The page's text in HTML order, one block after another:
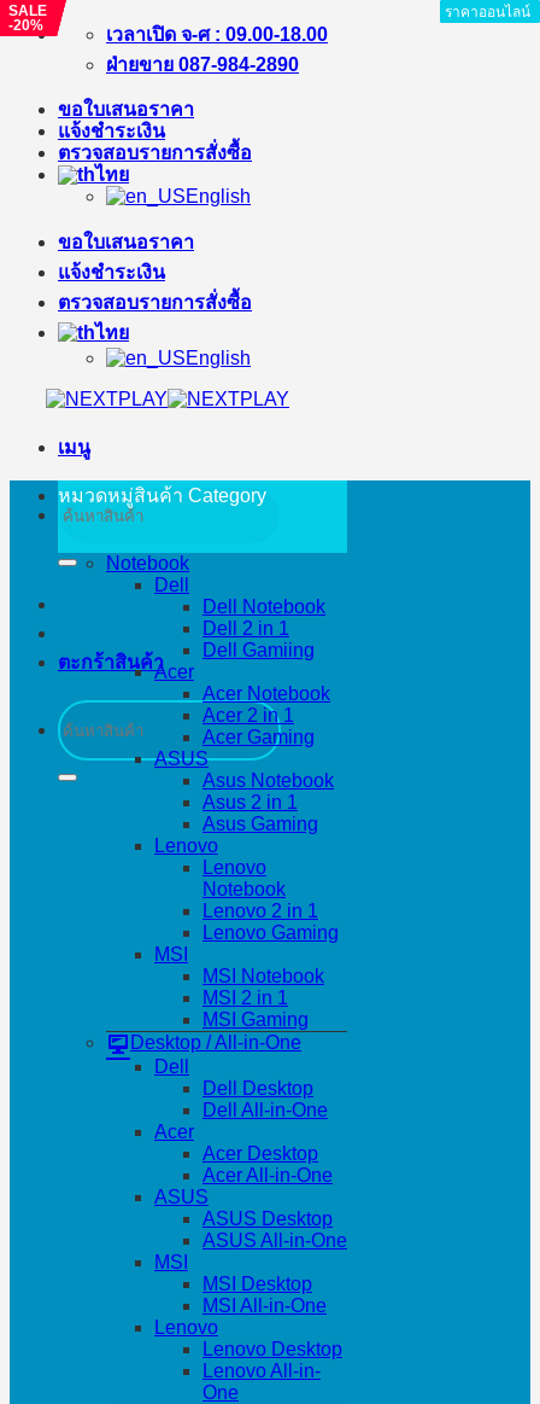
ข้าม
เนื้อหา
เวลาเปิด จ-ศ : 09.00-18.00
ฝ่ายขาย 087-984-2890
ขอใบเสนอราคา
แจ้งชำระเงิน
ตรวจสอบรายการสั่งซื้อ
ไทย
English
ขอใบเสนอราคา
แจ้งชำระเงิน
ตรวจสอบรายการสั่งซื้อ
ไทย
English
เมนู
ค้นหา:
ตะกร้าสินค้า
ค้นหา:
หมวดหมู่สินค้า Category
Notebook
Dell
Dell Notebook
Dell 2 in 1
Dell Gamiing
Acer
Acer Notebook
Acer 2 in 1
Acer Gaming
ASUS
Asus Notebook
Asus 2 in 1
Asus Gaming
Lenovo
Lenovo
Notebook
Lenovo 2 in 1
Lenovo Gaming
MSI
MSI Notebook
MSI 2 in 1
MSI Gaming
Desktop / All-in-One
Dell
Dell Desktop
Dell All-in-One
Acer
Acer Desktop
Acer All-in-One
ASUS
ASUS Desktop
ASUS All-in-One
MSI
MSI Desktop
MSI All-in-One
Lenovo
Lenovo Desktop
Lenovo All-in-
One
ราคาออนไลน์
SALE
-16%
ราคาออนไลน์
ราคาออนไลน์
ราคาออนไลน์
SALE
-1%
ราคาออนไลน์
ราคาออนไลน์
ราคาออนไลน์
SALE
-%
ราคาออนไลน์
SALE
-20%